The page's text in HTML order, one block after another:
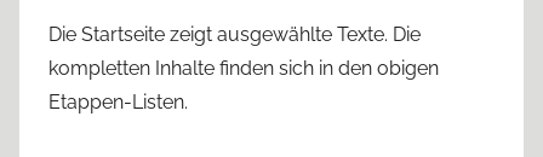
Die Startseite zeigt ausgewählte Texte. Die
kompletten Inhalte finden sich in den obigen
Etappen-Listen.